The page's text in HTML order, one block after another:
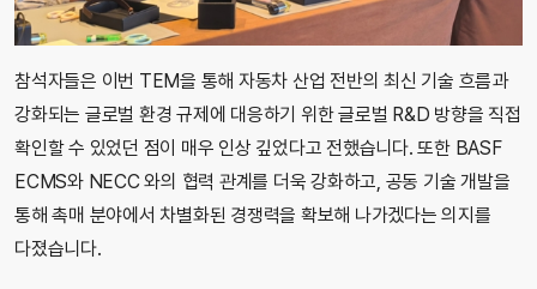
참석자들은 이번 TEM을 통해 자동차 산업 전반의 최신 기술 흐름과
강화되는 글로벌 환경 규제에 대응하기 위한 글로벌 R&D 방향을 직접
확인할 수 있었던 점이 매우 인상 깊었다고 전했습니다. 또한 BASF
ECMS와 NECC 와의 협력 관계를 더욱 강화하고, 공동 기술 개발을
통해 촉매 분야에서 차별화된 경쟁력을 확보해 나가겠다는 의지를
다졌습니다.